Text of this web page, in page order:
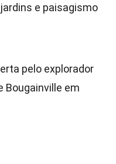
e paisagismo
pelo explorador
Bougainville em